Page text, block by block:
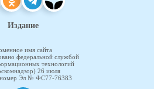
Издание
имя сайта
федеральной службой
технологий
26 июля
номер Эл № ФС77-76383